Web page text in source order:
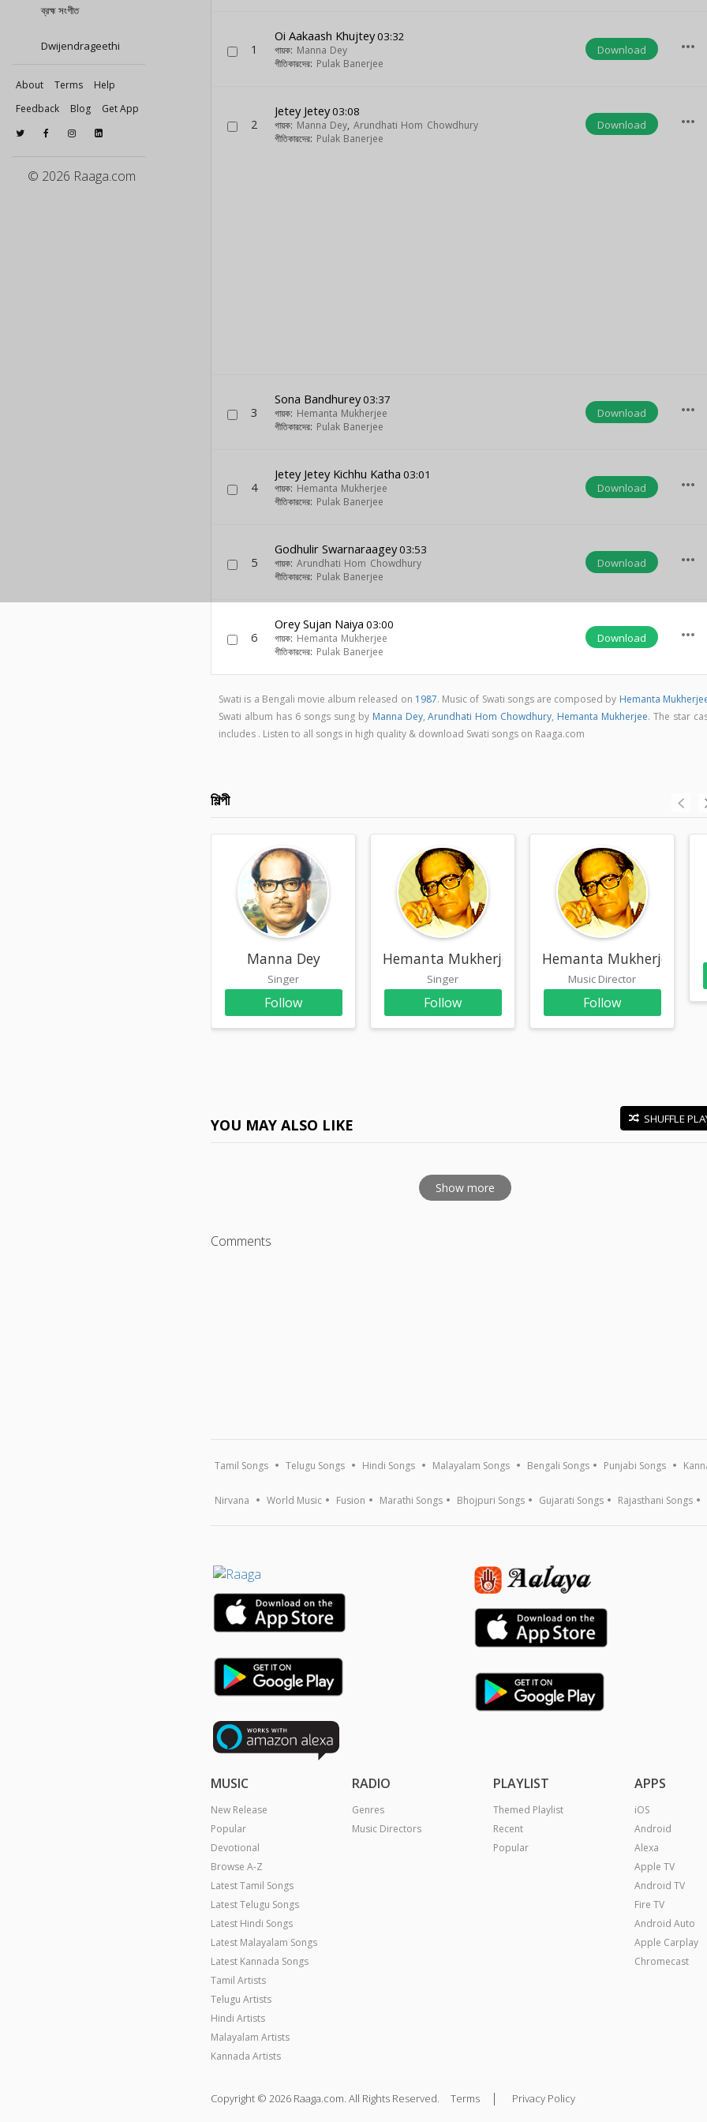
ব্রহ্ম সংগীত
Dwijendrageethi
About Terms
Help
Feedback
Blog Get App
© 2026 Raaga.com
1
Oi Aakaash Khujtey03:32
গায়ক: Manna Dey
গীতিকারদের: Pulak Banerjee
Download more_horiz
2
Jetey Jetey03:08
গায়ক: Manna Dey, Arundhati Hom Chowdhury
গীতিকারদের: Pulak Banerjee
Download more_horiz
3
Sona Bandhurey03:37
গায়ক: Hemanta Mukherjee
গীতিকারদের: Pulak Banerjee
Download more_horiz
4
Jetey Jetey Kichhu Katha 03:01
গায়ক: Hemanta Mukherjee
গীতিকারদের: Pulak Banerjee
Download more_horiz
5
Godhulir Swarnaraagey03:53
গায়ক: Arundhati Hom Chowdhury
গীতিকারদের: Pulak Banerjee
Download more_horiz
6
Orey Sujan Naiya 03:00
গায়ক: Hemanta Mukherjee
গীতিকারদের: Pulak Banerjee
Download more_horiz
Swati is a Bengali movie album released on 1987. Music of Swati songs are composed by Hemanta
Swati album has 6 songs sung by Manna Dey,Arundhati Hom Chowdhury, Hemanta Mukherjee. The star
includes . Listen to all songs in high quality & download Swati songs on Raaga.com
শিল্পী
Manna Dey
Singer
Follow
Hemanta Mukherjee
Singer
Follow
Hemanta Mukherjee
Music Director
Follow
YOU MAY ALSO LIKE SHUFFLE
Show more
Comments
Tamil Songs Telugu Songs Hindi Songs Malayalam Songs Bengali Songs Punjabi Songs
Nirvana World Music Fusion Marathi Songs Bhojpuri Songs Gujarati Songs Rajasthani Songs
MUSIC
New Release
Popular
Devotional
Browse A-Z
Latest Tamil Songs
Latest Telugu Songs
Latest Hindi Songs
Latest Malayalam Songs
Latest Kannada Songs
Tamil Artists
Telugu Artists
Hindi Artists
Malayalam Artists
Kannada Artists
RADIO
Genres
Music Directors
PLAYLIST
Themed Playlist
Recent
Popular
APPS
iOS
Android
Alexa
Apple TV
Android TV
Fire TV
Android Auto
Apple Carplay
Chromecast
Copyright © 2026 Raaga.com. All Rights Reserved. Terms | Privacy Policy